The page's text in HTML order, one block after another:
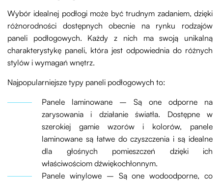
Wybór idealnej podłogi może być trudnym zadaniem, dzięki
różnorodności dostępnych obecnie na rynku rodzajów
paneli podłogowych. Każdy z nich ma swoją unikalną
charakterystykę paneli, która jest odpowiednia do różnych
stylów i wymagań wnętrz.
Najpopularniejsze typy paneli podłogowych to:
Panele laminowane – Są one odporne na
zarysowania i działanie światła. Dostępne w
szerokiej gamie wzorów i kolorów, panele
laminowane są łatwe do czyszczenia i są idealne
dla głośnych pomieszczeń dzięki ich
właściwościom dźwiękochłonnym.
Panele winylowe – Są one wodoodporne, co